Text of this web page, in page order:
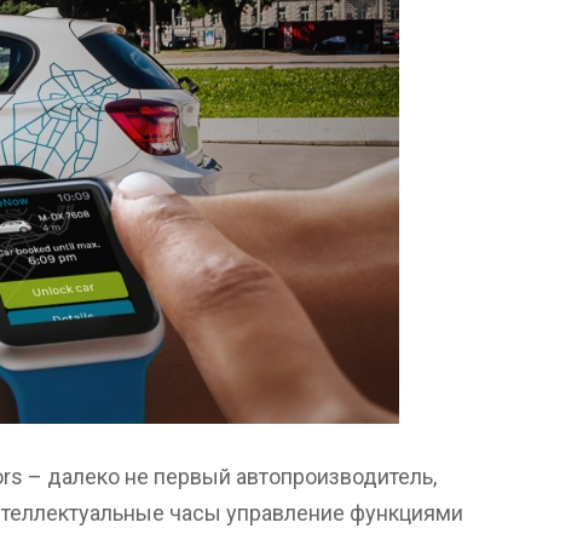
– далеко не первый автопроизводитель,
часы управление функциями